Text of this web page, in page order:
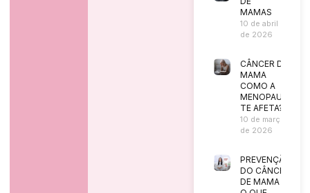
MAMAS
10 de abril
de 2026
CÂNCER DE
MAMA
COMO A
MENOPAUSA
TE AFETA?
10 de março
de 2026
PREVENÇÃO
DO CÂNCER
DE MAMA |